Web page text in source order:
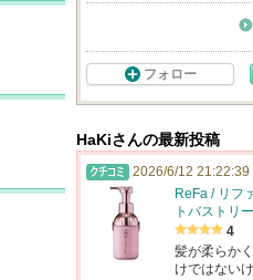
フォロー
HaKiさんの最新投稿
2026/6/12 21:22:39
ReFa / リフ
トバストリ
4
髪が柔らか
けではない